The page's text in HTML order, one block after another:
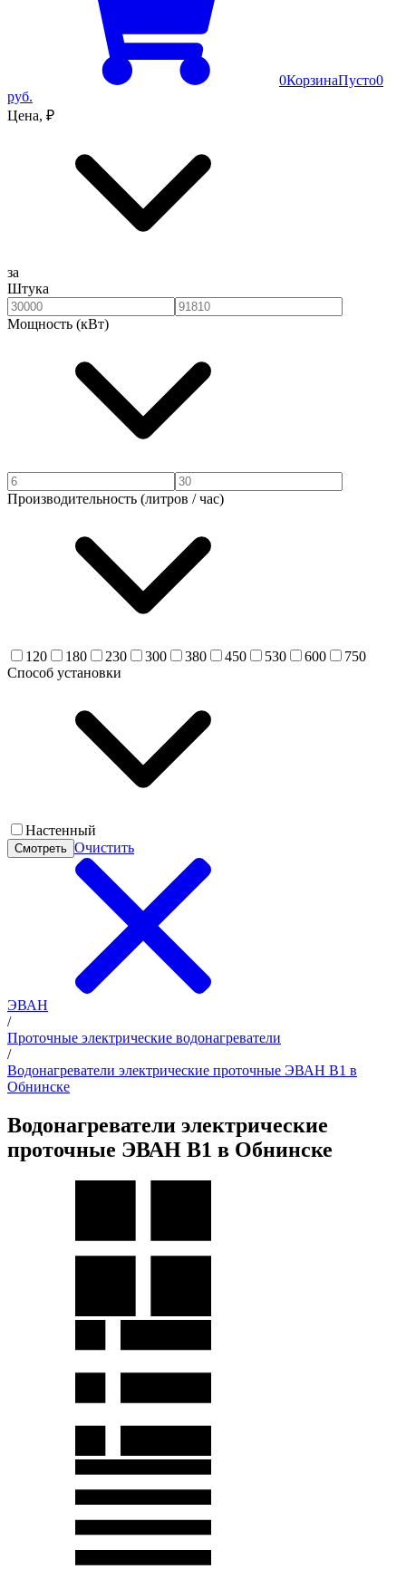
0КорзинаПусто0
руб.
Цена, ₽
за
Штука
Мощность (кВт)
Производительность (литров / час)
120 180 230 300 380 450 530 600
750
Способ установки
Настенный
Смотреть Очистить
ЭВАН
/
Проточные электрические водонагреватели
/
Водонагреватели электрические проточные ЭВАН В1 в
Обнинске
Водонагреватели электрические
проточные ЭВАН В1 в Обнинске